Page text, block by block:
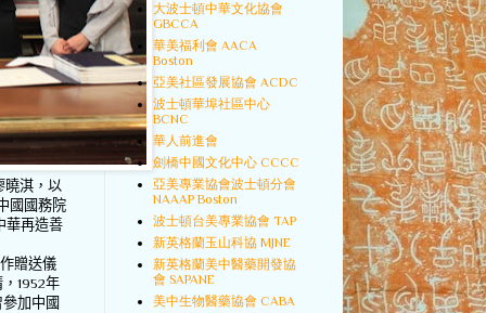
曉淇，以
國國務院
華再造善
贈送儀
，1952年
加中國
大波士頓中華文化協會
GBCCA
華美福利會 AACA
Boston
亞美社區發展協會 ACDC
波士頓華埠社區中心
BCNC
華人前進會
劍橋中國文化中心 CCCC
亞美專業協會波士頓分會
NAAAP Boston
波士頓台美專業協會 TAP
新英格蘭玉山科協 MJNE
新英格蘭美中醫藥開發協
會 SAPANE
美中生物醫藥協會 CABA